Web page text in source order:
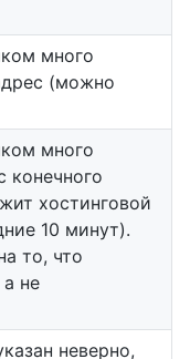
много
(можно
много
конечного
хостинговой
10 минут).
то, что
не
неверно,